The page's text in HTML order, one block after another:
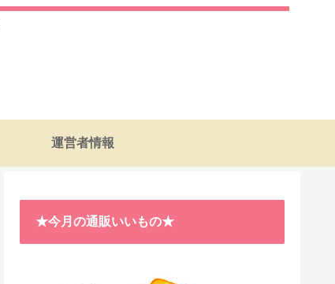
運営者情報
★今月の通販いいもの★